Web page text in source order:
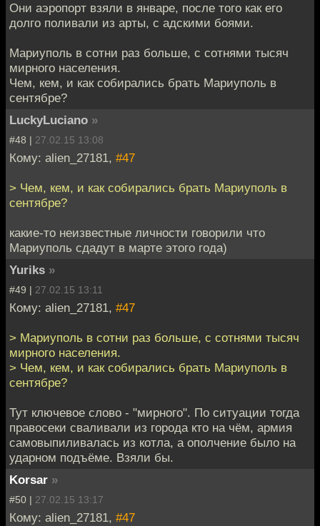
Они аэропорт взяли в январе, после того как его
долго поливали из арты, с адскими боями.
Мариуполь в сотни раз больше, с сотнями тысяч
мирного населения.
Чем, кем, и как собирались брать Мариуполь в
сентябре?
LuckyLuciano »
#48 | 27.02.15 13:08
Кому: alien_27181, #47
> Чем, кем, и как собирались брать Мариуполь в
сентябре?
какие-то неизвестные личности говорили что
Мариуполь сдадут в марте этого года)
Yuriks »
#49 | 27.02.15 13:11
Кому: alien_27181, #47
> Мариуполь в сотни раз больше, с сотнями тысяч
мирного населения.
> Чем, кем, и как собирались брать Мариуполь в
сентябре?
Тут ключевое слово - "мирного". По ситуации тогда
правосеки сваливали из города кто на чём, армия
самовыпиливалась из котла, а ополчение было на
ударном подъёме. Взяли бы.
Korsar »
#50 | 27.02.15 13:17
Кому: alien_27181, #47